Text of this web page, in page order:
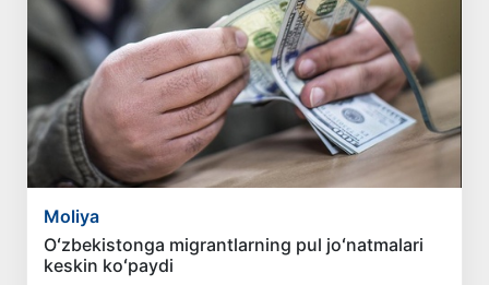
Moliya
Oʻzbekistonga migrantlarning pul joʻnatmalari
keskin koʻpaydi